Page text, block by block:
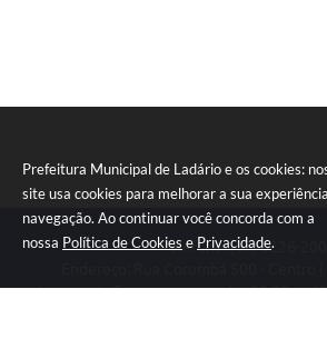
Prefeitura Municipal de Ladário e os cookies:
site usa cookies para melhorar a sua
navegação. Ao continuar você concorda com a
nossa Política de Cookies e Privacidade.
Telefone: (67) 3226-2002
Horário de Funcionamento das 08:00 as